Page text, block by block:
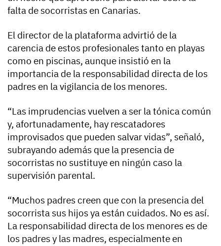
falta de socorristas en Canarias.
El director de la plataforma advirtió de la
carencia de estos profesionales tanto en playas
como en piscinas, aunque insistió en la
importancia de la responsabilidad directa de los
padres en la vigilancia de los menores.
“Las imprudencias vuelven a ser la tónica común
y, afortunadamente, hay rescatadores
improvisados que pueden salvar vidas”, señaló,
subrayando además que la presencia de
socorristas no sustituye en ningún caso la
supervisión parental.
“Muchos padres creen que con la presencia del
socorrista sus hijos ya están cuidados. No es así.
La responsabilidad directa de los menores es de
los padres y las madres, especialmente en